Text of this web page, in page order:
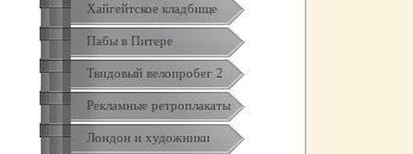
Хайгейтское кладбище
Пабы в Питере
Твидовый велопробег 2
Рекламные ретроплакаты
Лондон и художники